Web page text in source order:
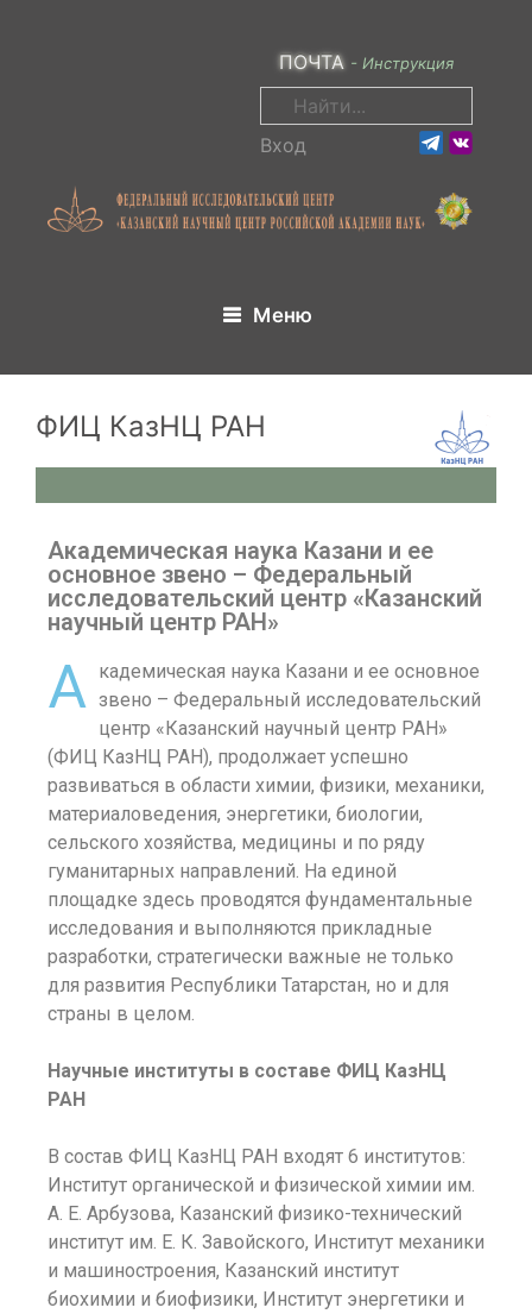
ПОЧТА - Инструкция
Вход
Меню
ФИЦ КазНЦ РАН
Академическая наука Казани и ее
основное звено – Федеральный
исследовательский центр «Казанский
научный центр РАН»
А кадемическая наука Казани и ее основное
звено – Федеральный исследовательский
центр «Казанский научный центр РАН»
(ФИЦ КазНЦ РАН), продолжает успешно
развиваться в области химии, физики, механики,
материаловедения, энергетики, биологии,
сельского хозяйства, медицины и по ряду
гуманитарных направлений. На единой
площадке здесь проводятся фундаментальные
исследования и выполняются прикладные
разработки, стратегически важные не только
для развития Республики Татарстан, но и для
страны в целом.
Научные институты в составе ФИЦ КазНЦ
РАН
В состав ФИЦ КазНЦ РАН входят 6 институтов:
Институт органической и физической химии им.
А. Е. Арбузова, Казанский физико-технический
институт им. Е. К. Завойского, Институт механики
и машиностроения, Казанский институт
биохимии и биофизики, Институт энергетики и